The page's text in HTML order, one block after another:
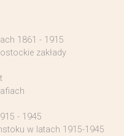
1861 - 1915
zakłady
- 1945
w latach 1915-1945